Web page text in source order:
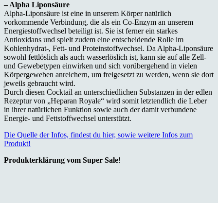
– Alpha Liponsäure
Alpha-Liponsäure ist eine in unserem Körper natürlich
vorkommende Verbindung, die als ein Co-Enzym an unserem
Energiestoffwechsel beteiligt ist. Sie ist ferner ein starkes
Antioxidans und spielt zudem eine entscheidende Rolle im
Kohlenhydrat-, Fett- und Proteinstoffwechsel. Da Alpha-Liponsäure
sowohl fettlöslich als auch wasserlöslich ist, kann sie auf alle Zell-
und Gewebetypen einwirken und sich vorübergehend in vielen
Körpergeweben anreichern, um freigesetzt zu werden, wenn sie dort
jeweils gebraucht wird.
Durch diesen Cocktail an unterschiedlichen Substanzen in der edlen
Rezeptur von „Heparan Royale“ wird somit letztendlich die Leber
in ihrer natürlichen Funktion sowie auch der damit verbundene
Energie- und Fettstoffwechsel unterstützt.
Die Quelle der Infos, findest du hier, sowie weitere Infos zum
Produkt!
Produkterklärung vom Super Sale!